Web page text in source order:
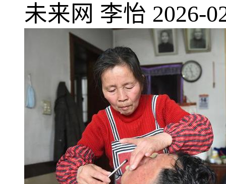
未来网 李怡 2026-